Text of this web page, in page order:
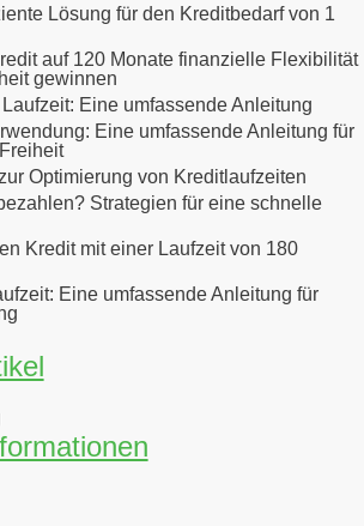
Lösung für den Kreditbedarf von 1
auf 120 Monate finanzielle Flexibilität
gewinnen
Eine umfassende Anleitung
Eine umfassende Anleitung für
Optimierung von Kreditlaufzeiten
Strategien für eine schnelle
Kredit mit einer Laufzeit von 180
Eine umfassende Anleitung für